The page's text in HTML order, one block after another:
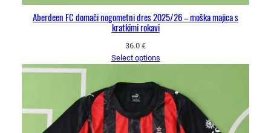
Aberdeen FC domači nogometni dres 2025/26 – moška majica s
kratkimi rokavi
36.0 €
Select options